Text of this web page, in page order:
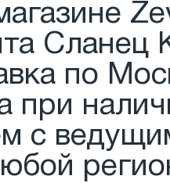
Сланец
по
при
с